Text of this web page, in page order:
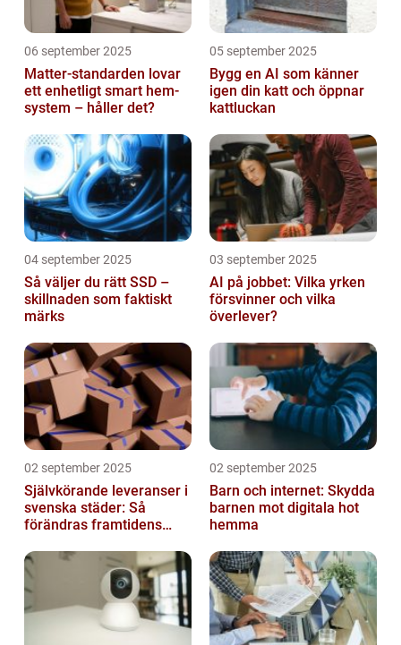
06 september 2025
Matter-standarden lovar
ett enhetligt smart hem-
system – håller det?
05 september 2025
Bygg en AI som känner
igen din katt och öppnar
kattluckan
04 september 2025
Så väljer du rätt SSD –
skillnaden som faktiskt
märks
03 september 2025
AI på jobbet: Vilka yrken
försvinner och vilka
överlever?
02 september 2025
Självkörande leveranser i
svenska städer: Så
förändras framtidens
02 september 2025
Barn och internet: Skydda
barnen mot digitala hot
hemma